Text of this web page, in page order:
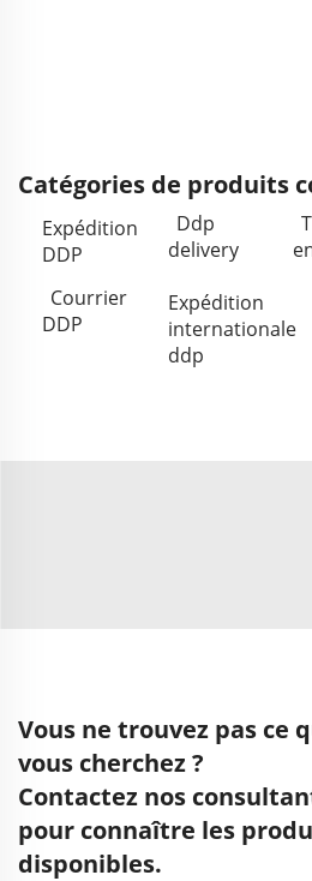
Catégories de produits
Expédition
DDP
Ddp
delivery
Courrier
DDP
Expédition
internationale
ddp
Vous ne trouvez pas ce
vous cherchez ?
Contactez nos
pour connaître les
disponibles.